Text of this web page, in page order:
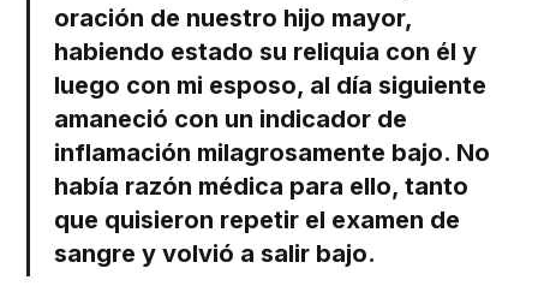
oración de nuestro hijo mayor,
habiendo estado su reliquia con él y
luego con mi esposo, al día siguiente
amaneció con un indicador de
inflamación milagrosamente bajo. No
había razón médica para ello, tanto
que quisieron repetir el examen de
sangre y volvió a salir bajo.